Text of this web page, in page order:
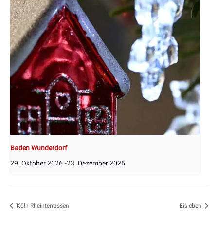
Baden Wunderdorf
29. Oktober 2026 -23. Dezember 2026
Köln Rheinterrassen Eisleben